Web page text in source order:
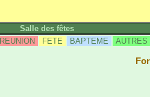
Salle des fêtes
REUNION FETE BAPTEME AUTRES